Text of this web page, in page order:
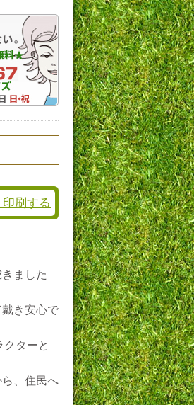
印刷する
ました
き安心で
ターと
、住民へ